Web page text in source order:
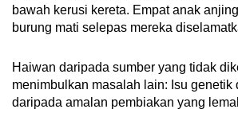
bawah kerusi kereta. Empat anak
burung mati selepas mereka
Haiwan daripada sumber yang tidak
menimbulkan masalah lain: Isu genetik
daripada amalan pembiakan yang